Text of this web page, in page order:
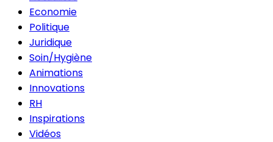
Economie
Politique
Juridique
Soin/Hygiène
Animations
Innovations
RH
Inspirations
Vidéos